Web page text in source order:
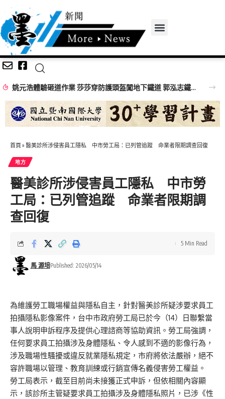
姚元浩體驗砸道作業 莎莎穿防護頭盔闖地下鐵道 郭泓志鐵道員帥氣登場
首頁 » 醫美診所涉侵害員工隱私 中市勞工局：已列管追蹤 命業者限期調查回復
地方
醫美診所涉侵害員工隱私 中市勞
工局：已列管追蹤 命業者限期調
查回復
馬 源培Published: 2026/05/14
5 Min Read
為維護勞工職場權益與隱私自主，針對醫美診所疑涉要求員工
拍攝隱私影像案件，台中市政府勞工局已於今（14）日聯繫當
事人說明申訴程序及提供心理諮商等協助資訊。勞工局強調，
任何要求員工拍攝涉及身體隱私、令人感到不適的影像行為，
涉及職場性騷擾或違反就業隱私規定，市府將依法嚴辦，絕不
容許職場以管理、教育訓練或行銷宣傳名義侵害勞工權益。
勞工局表示，截至目前尚未接獲正式申訴，但依相關內容顯
示，該診所主管疑要求員工拍攝涉及身體隱私照片，已涉《性